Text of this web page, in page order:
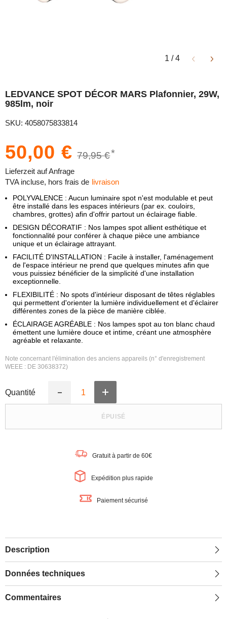
1 / 4
LEDVANCE SPOT DÉCOR MARS Plafonnier, 29W,
985lm, noir
SKU: 4058075833814
50,00 € 79,95 €*
Lieferzeit auf Anfrage
TVA incluse, hors frais de livraison
POLYVALENCE : Aucun luminaire spot n'est modulable et peut
être installé dans les espaces intérieurs (par ex. couloirs,
chambres, grottes) afin d'offrir partout un éclairage fiable.
DESIGN DÉCORATIF : Nos lampes spot allient esthétique et
fonctionnalité pour conférer à chaque pièce une ambiance
unique et un éclairage attrayant.
FACILITÉ D'INSTALLATION : Facile à installer, l'aménagement
de l'espace intérieur ne prend que quelques minutes afin que
vous puissiez bénéficier de la simplicité d'une installation
exceptionnelle.
FLEXIBILITÉ : No spots d'intérieur disposant de têtes réglables
qui permettent d'orienter la lumière individuellement et d'éclairer
différentes zones de la pièce de manière ciblée.
ÉCLAIRAGE AGRÉABLE : Nos lampes spot au ton blanc chaud
émettent une lumière douce et intime, créant une atmosphère
agréable et relaxante.
Note concernant l'élimination des anciens appareils (n° d'enregistrement
WEEE : DE 30638372)
Quantité
Réduire
la
MARS
Plafonnier,
985lm,
Augmenter
la
de
Plafonnier,
noir
ÉPUISÉ
Gratuit à partir de 60€
Expédition plus rapide
Paiement sécurisé
Description
Données techniques
Commentaires